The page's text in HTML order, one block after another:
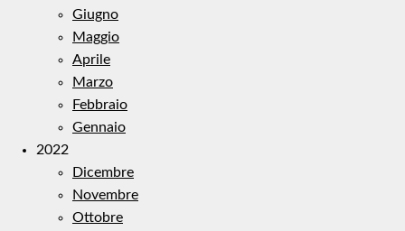
Giugno
Maggio
Aprile
Marzo
Febbraio
Gennaio
2022
Dicembre
Novembre
Ottobre